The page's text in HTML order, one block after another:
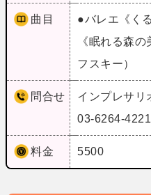
曲目
●バレエ《く
《眠れる森
フスキー）
問合せ
インプレサリ
03-6264-4221
料金 5500